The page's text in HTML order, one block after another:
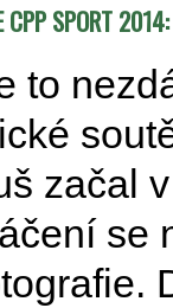
CPP SPORT
to
začal
se